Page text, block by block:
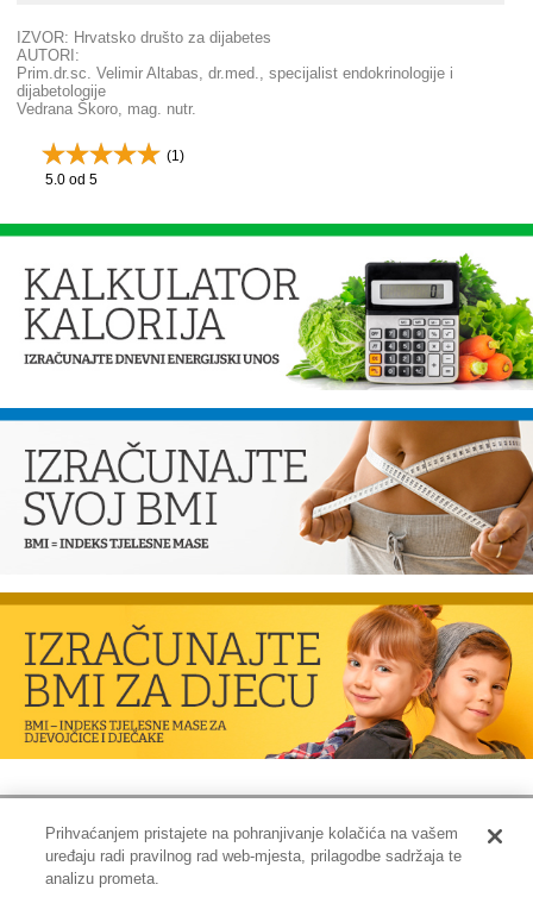
IZVOR: Hrvatsko društo za dijabetes
AUTORI:
Prim.dr.sc. Velimir Altabas, dr.med., specijalist endokrinologije i
dijabetologije
Vedrana Škoro, mag. nutr.
(1)
5.0 od 5
Impressum | Pravne informacije
Prihvaćanjem pristajete na pohranjivanje kolačića na vašem
uređaju radi pravilnog rad web-mjesta, prilagodbe sadržaja te
analizu prometa.